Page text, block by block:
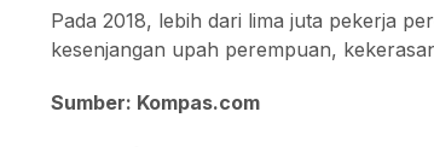
Pada 2018, lebih dari lima juta pekerja
kesenjangan upah perempuan,
Sumber: Kompas.com